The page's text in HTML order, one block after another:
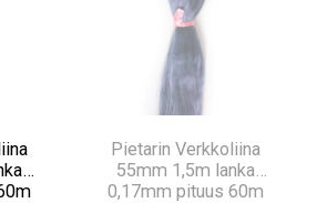
60m
Pietarin Verkkoliina
55mm 1,5m lanka
0,17mm pituus 60m